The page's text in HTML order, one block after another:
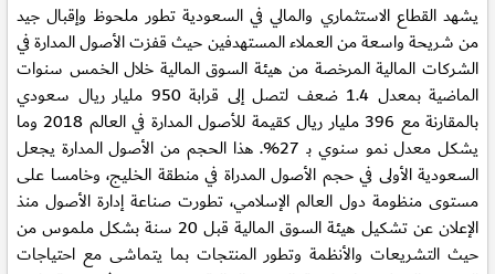
يشهد القطاع الاستثماري والمالي في السعودية تطور ملحوظ وإقبال جيد
من شريحة واسعة من العملاء المستهدفين حيث قفزت الأصول المدارة في
الشركات المالية المرخصة من هيئة السوق المالية خلال الخمس سنوات
الماضية بمعدل 1.4 ضعف لتصل إلى قرابة 950 مليار ريال سعودي
بالمقارنة مع 396 مليار ريال كقيمة للأصول المدارة في العالم 2018 وما
يشكل معدل نمو سنوي بـ 27%. هذا الحجم من الأصول المدارة يجعل
السعودية الأولى في حجم الأصول المدراة في منطقة الخليج، وخامسا على
مستوى منظومة دول العالم الإسلامي، تطورت صناعة إدارة الأصول منذ
الإعلان عن تشكيل هيئة السوق المالية قبل 20 سنة بشكل ملموس من
حيث التشريعات والأنظمة وتطور المنتجات بما يتماشى مع احتياجات